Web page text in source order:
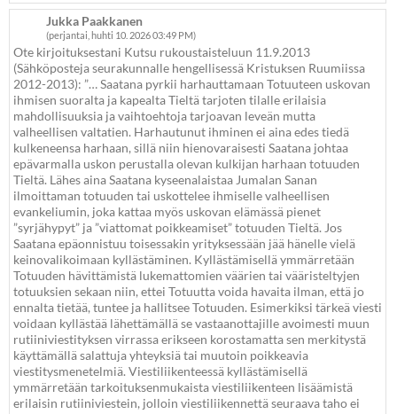
Jukka Paakkanen
(perjantai, huhti 10. 2026 03:49 PM)
Ote kirjoituksestani Kutsu rukoustaisteluun 11.9.2013
(Sähköposteja seurakunnalle hengellisessä Kristuksen Ruumiissa
2012-2013): ”… Saatana pyrkii harhauttamaan Totuuteen uskovan
ihmisen suoralta ja kapealta Tieltä tarjoten tilalle erilaisia
mahdollisuuksia ja vaihtoehtoja tarjoavan leveän mutta
valheellisen valtatien. Harhautunut ihminen ei aina edes tiedä
kulkeneensa harhaan, sillä niin hienovaraisesti Saatana johtaa
epävarmalla uskon perustalla olevan kulkijan harhaan totuuden
Tieltä. Lähes aina Saatana kyseenalaistaa Jumalan Sanan
ilmoittaman totuuden tai uskottelee ihmiselle valheellisen
evankeliumin, joka kattaa myös uskovan elämässä pienet
”syrjähypyt” ja ”viattomat poikkeamiset” totuuden Tieltä. Jos
Saatana epäonnistuu toisessakin yrityksessään jää hänelle vielä
keinovalikoimaan kyllästäminen. Kyllästämisellä ymmärretään
Totuuden hävittämistä lukemattomien väärien tai vääristeltyjen
totuuksien sekaan niin, ettei Totuutta voida havaita ilman, että jo
ennalta tietää, tuntee ja hallitsee Totuuden. Esimerkiksi tärkeä viesti
voidaan kyllästää lähettämällä se vastaanottajille avoimesti muun
rutiiniviestityksen virrassa erikseen korostamatta sen merkitystä
käyttämällä salattuja yhteyksiä tai muutoin poikkeavia
viestitysmenetelmiä. Viestiliikenteessä kyllästämisellä
ymmärretään tarkoituksenmukaista viestiliikenteen lisäämistä
erilaisin rutiiniviestein, jolloin viestiliikennettä seuraava taho ei